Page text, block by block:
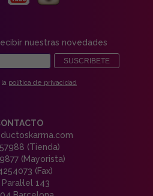
nuestras novedades
SUSCRIBETE
política de privacidad
(Tienda)
(Mayorista)
(Fax)
Paral·lel 143